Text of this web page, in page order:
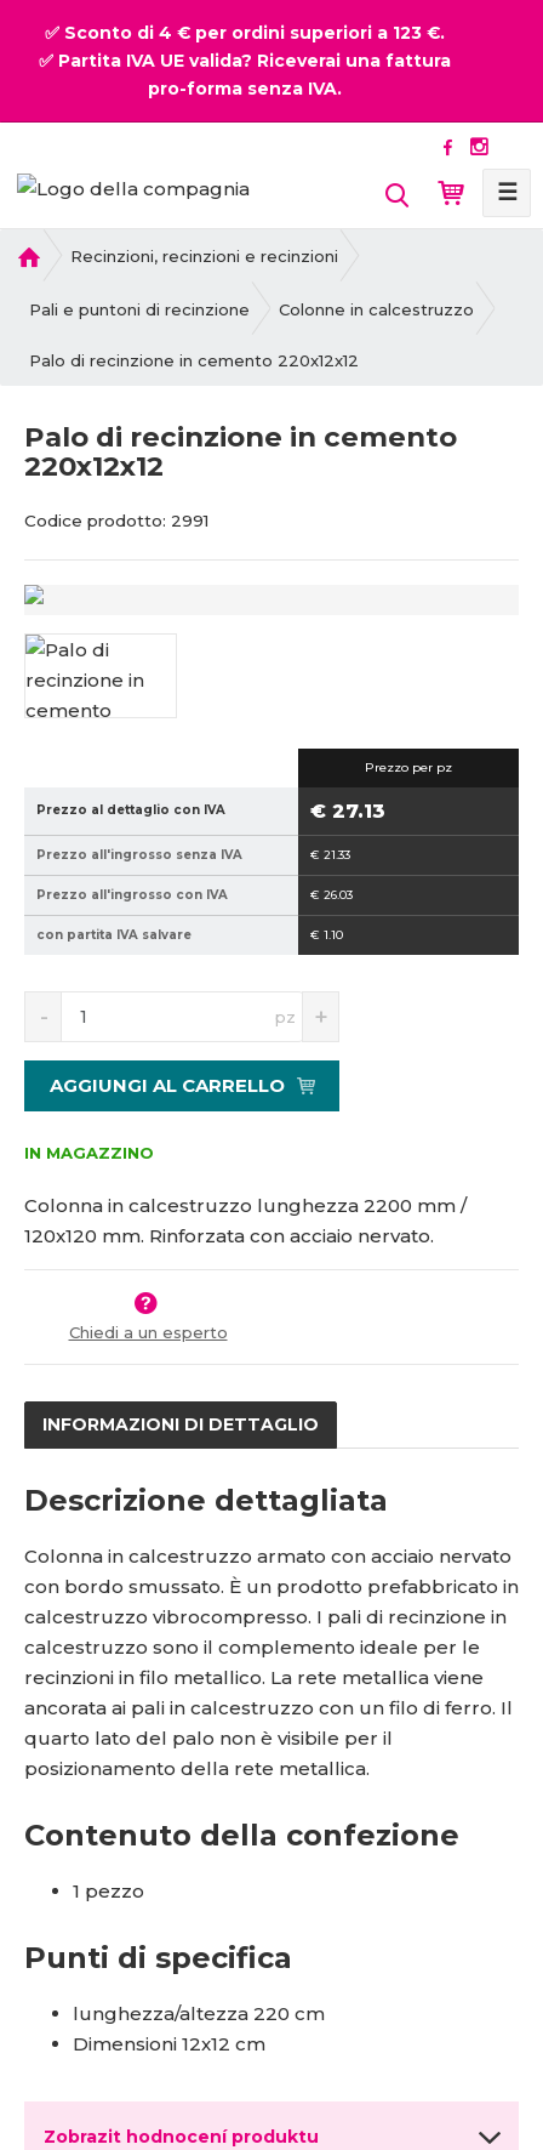
✅ Sconto di 4 € per ordini superiori a 123 €.
✅ Partita IVA UE valida? Riceverai una fattura
pro-forma senza IVA.
☰
i
a
g
i
a
Recinzioni, recinzioni e recinzioni
Pali e puntoni di recinzione Colonne in calcestruzzo
Palo di recinzione in cemento 220x12x12
Palo di recinzione in cemento
220x12x12
Codice prodotto: 2991
Prezzo per pz
Prezzo al dettaglio con IVA € 27.13
Prezzo all'ingrosso senza IVA € 21.33
Prezzo all'ingrosso con IVA € 26.03
con partita IVA salvare € 1.10
a
v
ý
š
n
o
ž
s
í
m
o
ž
s
t
pz
AGGIUNGI AL CARRELLO
IN MAGAZZINO
Colonna in calcestruzzo lunghezza 2200 mm /
120x120 mm. Rinforzata con acciaio nervato.
Chiedi a un esperto
INFORMAZIONI DI DETTAGLIO
Descrizione dettagliata
Colonna in calcestruzzo armato con acciaio nervato
con bordo smussato. È un prodotto prefabbricato in
calcestruzzo vibrocompresso. I pali di recinzione in
calcestruzzo sono il complemento ideale per le
recinzioni in filo metallico. La rete metallica viene
ancorata ai pali in calcestruzzo con un filo di ferro. Il
quarto lato del palo non è visibile per il
posizionamento della rete metallica.
Contenuto della confezione
1 pezzo
Punti di specifica
lunghezza/altezza 220 cm
Dimensioni 12x12 cm
Zobrazit hodnocení produktu